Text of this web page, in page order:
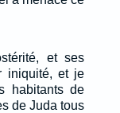
et ses
iniquité, et je
habitants de
de Juda tous